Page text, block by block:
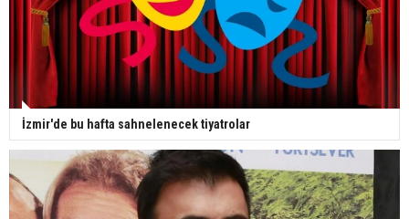
İzmir'de bu hafta sahnelenecek tiyatrolar